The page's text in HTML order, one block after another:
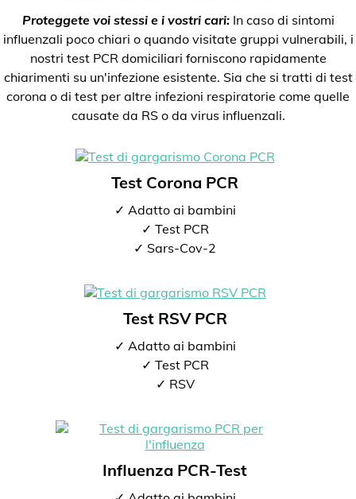
Proteggete voi stessi e i vostri cari:In caso di sintomi
influenzali poco chiari o quando visitate gruppi vulnerabili, i
nostri test PCR domiciliari forniscono rapidamente
chiarimenti su un'infezione esistente. Sia che si tratti di test
corona o di test per altre infezioni respiratorie come quelle
causate da RS o da virus influenzali.
Test Corona PCR
✓ Adatto ai bambini
✓ Test PCR
✓ Sars-Cov-2
Test RSV PCR
✓ Adatto ai bambini
✓ Test PCR
✓ RSV
Influenza PCR-Test